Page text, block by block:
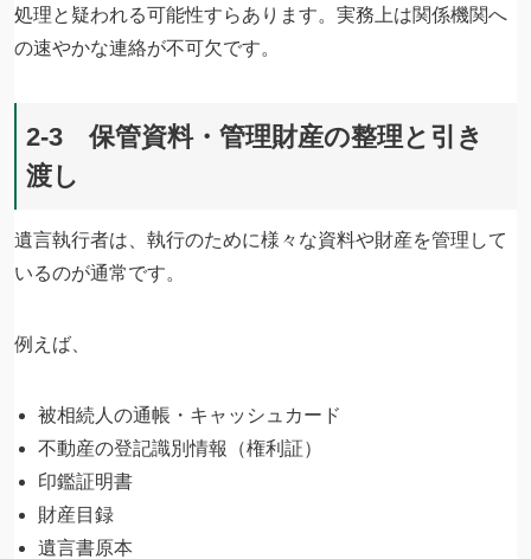
処理と疑われる可能性すらあります。実務上は関係機関へ
の速やかな連絡が不可欠です。
2-3 保管資料・管理財産の整理と引き
渡し
遺言執行者は、執行のために様々な資料や財産を管理して
いるのが通常です。
例えば、
被相続人の通帳・キャッシュカード
不動産の登記識別情報（権利証）
印鑑証明書
財産目録
遺言書原本